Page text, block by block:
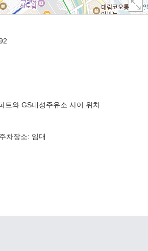
트와 GS대성주유소 사이 위치
차장소: 임대